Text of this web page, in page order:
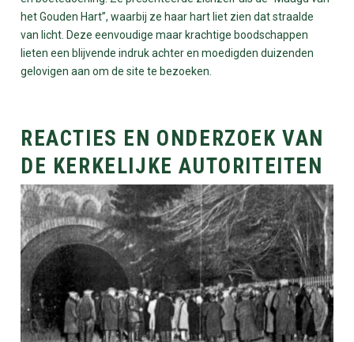
het Gouden Hart”, waarbij ze haar hart liet zien dat straalde
van licht. Deze eenvoudige maar krachtige boodschappen
lieten een blijvende indruk achter en moedigden duizenden
gelovigen aan om de site te bezoeken.
REACTIES EN ONDERZOEK VAN
DE KERKELIJKE AUTORITEITEN